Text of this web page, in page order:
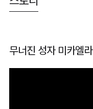
무너진 성자 미카엘라